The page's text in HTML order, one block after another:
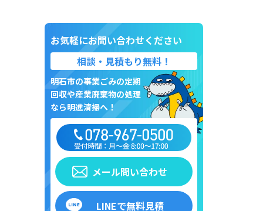
お気軽にお問い合わせください
相談・見積もり無料！
明石市の事業ごみの定期
回収や産業廃棄物の処理
なら明進清掃へ！
メール問い合わせ
LINEで無料見積